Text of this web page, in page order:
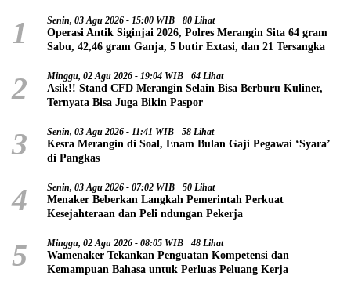
1 Senin, 03 Agu 2026 - 15:00 WIB 80 Lihat
Operasi Antik Siginjai 2026, Polres Merangin Sita 64 gram
Sabu, 42,46 gram Ganja, 5 butir Extasi, dan 21 Tersangka
2 Minggu, 02 Agu 2026 - 19:04 WIB 64 Lihat
Asik!! Stand CFD Merangin Selain Bisa Berburu Kuliner,
Ternyata Bisa Juga Bikin Paspor
3 Senin, 03 Agu 2026 - 11:41 WIB 58 Lihat
Kesra Merangin di Soal, Enam Bulan Gaji Pegawai ‘Syara’
di Pangkas
4 Senin, 03 Agu 2026 - 07:02 WIB 50 Lihat
Menaker Beberkan Langkah Pemerintah Perkuat
Kesejahteraan dan Peli ndungan Pekerja
5 Minggu, 02 Agu 2026 - 08:05 WIB 48 Lihat
Wamenaker Tekankan Penguatan Kompetensi dan
Kemampuan Bahasa untuk Perluas Peluang Kerja